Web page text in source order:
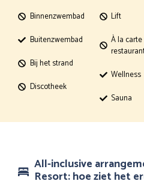
Binnenzwembad
Buitenzwembad
Bij het strand
Discotheek
Lift
À la carte
Wellness
Sauna
All-inclusive
Resort: hoe ziet het